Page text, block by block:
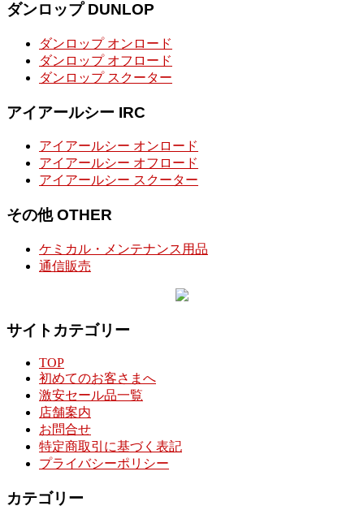
ダンロップ DUNLOP
ダンロップ オンロード
ダンロップ オフロード
ダンロップ スクーター
アイアールシー IRC
アイアールシー オンロード
アイアールシー オフロード
アイアールシー スクーター
その他 OTHER
ケミカル・メンテナンス用品
通信販売
サイトカテゴリー
TOP
初めてのお客さまへ
激安セール品一覧
店舗案内
お問合せ
特定商取引に基づく表記
プライバシーポリシー
カテゴリー